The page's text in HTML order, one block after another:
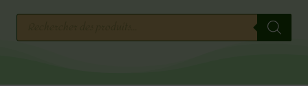
Recherche
produits